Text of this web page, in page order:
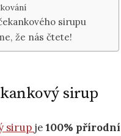
sirupu
že nás čtete!
sirup
sirup je 100%